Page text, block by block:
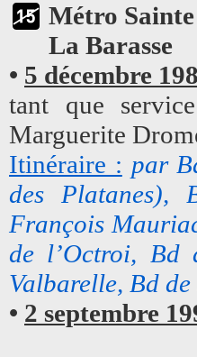
Métro
La Barasse
• 5 décembre
tant que
Marguerite
Itinéraire : par
des Platanes),
François
de l’Octroi, Bd
Valbarelle, Bd
• 2 septembre